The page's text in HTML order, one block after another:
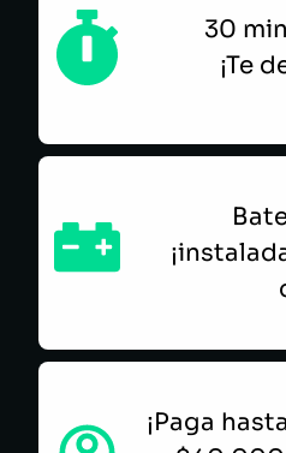
30
¡Te
¡Paga